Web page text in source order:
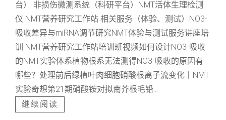
台） 非损伤微测系统（科研平台）NMT活体生理检测
仪 NMT营养研究工作站 相关服务（体验、测试）NO3-
吸收差异与miRNA调节研究NMT体验与测试服务讲座培
训 NMT营养研究工作站培训班视频如何设计NO3-吸收
的NMT实验体系植物根系无法测得NO3-吸收的原因有
哪些？处理前后绿植叶肉细胞硝酸根离子流变化丨NMT
实验奇想第21期硝酸铵对拟南芥根毛铅...
继续阅读